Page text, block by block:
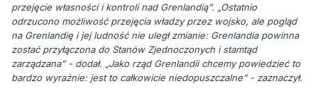
przejęcie własności i kontroli nad Grenlandią”. „Ostatnio
odrzucono możliwość przejęcia władzy przez wojsko, ale pogląd
na Grenlandię i jej ludność nie uległ zmianie: Grenlandia powinna
zostać przyłączona do Stanów Zjednoczonych i stamtąd
zarządzana” - dodał. „Jako rząd Grenlandii chcemy powiedzieć to
bardzo wyraźnie: jest to całkowicie niedopuszczalne” - zaznaczył.